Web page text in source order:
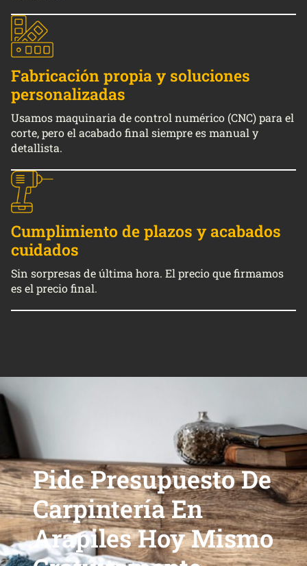
Fabricación propia y soluciones
personalizadas
Usamos maquinaria de control numérico (CNC) para el
corte, pero el acabado final siempre es manual y
detallista.
Cumplimiento de plazos y acabados
cuidados
Sin sorpresas de última hora. El precio que firmamos
es el precio final.
Pide Presupuesto De
Carpintería En
Arapiles Hoy Mismo